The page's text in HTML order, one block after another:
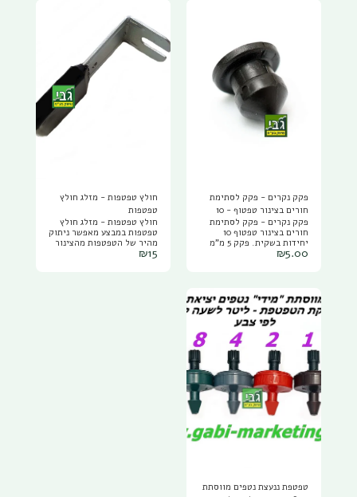
פקק נקרים - פקק לסתימת
חורים בצינור טפטוף - 10
יחידות
פקק נקרים - פקק לסתימת
חורים בצינור טפטוף 10
יחידות בשקית. פקק 5 מ"מ
מתאים לסתימת חור טפטפת
₪5.00
חולץ טפטפות - מזלג חולץ
טפטפות
חולץ טפטפות - מזלג חולץ
טפטפות במבצע מאפשר ניתוק
מהיר של הטפטפות מהצינור
בתנועה קלה ללא קושי, ללא
₪15
טפטפת ננעצת נטפים מווסתת